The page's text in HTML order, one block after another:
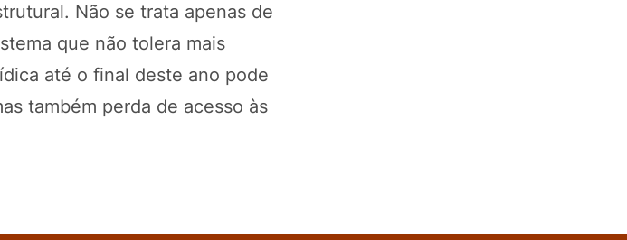
Não se trata apenas de
que não tolera mais
até o final deste ano pode
também perda de acesso às